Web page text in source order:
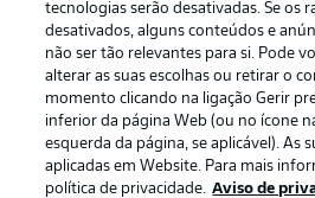
APLICATIVO DA
tecnologias serão desativadas. Se os
desativados, alguns conteúdos e
não ser tão relevantes para si. Pode
alterar as suas escolhas ou retirar o
momento clicando na ligação Gerir
inferior da página Web (ou no ícone
esquerda da página, se aplicável). As
aplicadas em Website. Para mais
política de privacidade. Aviso de